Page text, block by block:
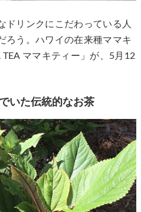
ドリンクにこだわっている人
ろう。ハワイの在来種ママキ
ママキティー」が、5月12
いた伝統的なお茶